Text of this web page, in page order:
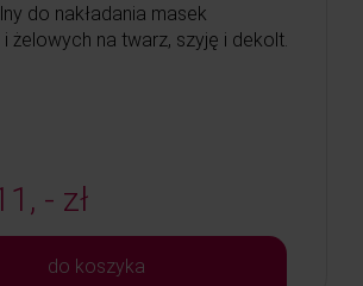
do nakładania masek
żelowych na twarz, szyję i dekolt.
- zł
do koszyka